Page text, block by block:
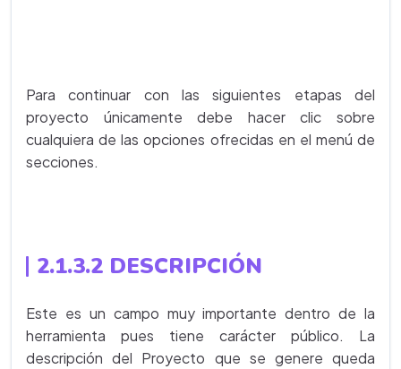
Para continuar con las siguientes etapas del
proyecto únicamente debe hacer clic sobre
cualquiera de las opciones ofrecidas en el menú de
secciones.
2.1.3.2 DESCRIPCIÓN
Este es un campo muy importante dentro de la
herramienta pues tiene carácter público. La
descripción del Proyecto que se genere queda